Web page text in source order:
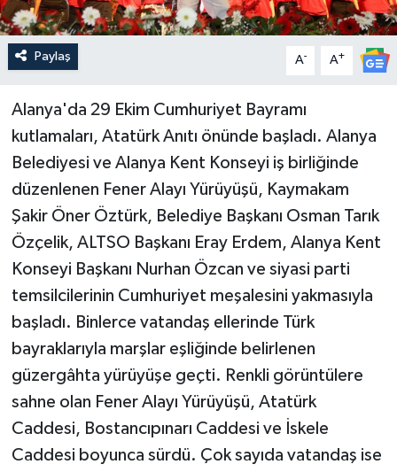
Paylaş A- A+
Alanya'da 29 Ekim Cumhuriyet Bayramı
kutlamaları, Atatürk Anıtı önünde başladı. Alanya
Belediyesi ve Alanya Kent Konseyi iş birliğinde
düzenlenen Fener Alayı Yürüyüşü, Kaymakam
Şakir Öner Öztürk, Belediye Başkanı Osman Tarık
Özçelik, ALTSO Başkanı Eray Erdem, Alanya Kent
Konseyi Başkanı Nurhan Özcan ve siyasi parti
temsilcilerinin Cumhuriyet meşalesini yakmasıyla
başladı. Binlerce vatandaş ellerinde Türk
bayraklarıyla marşlar eşliğinde belirlenen
güzergâhta yürüyüşe geçti. Renkli görüntülere
sahne olan Fener Alayı Yürüyüşü, Atatürk
Caddesi, Bostancıpınarı Caddesi ve İskele
Caddesi boyunca sürdü. Çok sayıda vatandaş ise
Siyaset
Spor